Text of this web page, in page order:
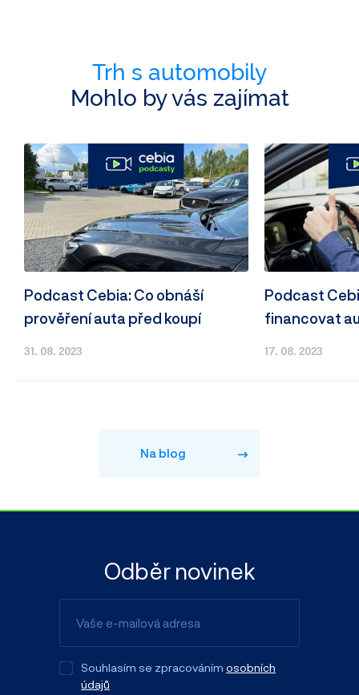
Trh s automobily
Mohlo by vás zajímat
31. 08. 2023
Podcast Cebia: Co obnáší
prověření auta před koupí
17. 08. 2023
Podcast
financovat
Na blog
Odběr novinek
Souhlasím se zpracováním osobních
údajů